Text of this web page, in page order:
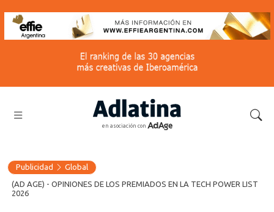
en asociación con
Publicidad
Global
(AD AGE) - OPINIONES DE LOS PREMIADOS EN LA TECH POWER LIST
2026